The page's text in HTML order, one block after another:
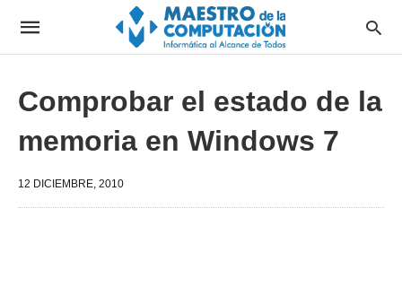
Comprobar el estado de la
memoria en Windows 7
12 DICIEMBRE, 2010